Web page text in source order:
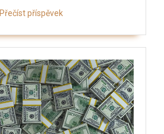
Přečíst příspěvek